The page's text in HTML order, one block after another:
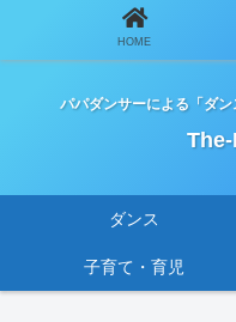
パパダンサーによる「ダン
ダンス
子育て・育児
HOME